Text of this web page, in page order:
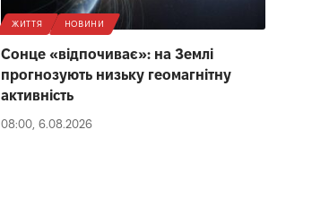
ЖИТТЯ НОВИНИ
Сонце «відпочиває»: на Землі
прогнозують низьку геомагнітну
активність
08:00, 6.08.2026